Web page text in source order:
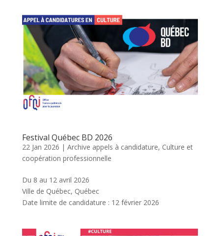
Festival Québec BD 2026
22 Jan 2026 | Archive appels à candidature, Culture et
coopération professionnelle
Du 8 au 12 avril 2026
Ville de Québec, Québec
Date limite de candidature : 12 février 2026